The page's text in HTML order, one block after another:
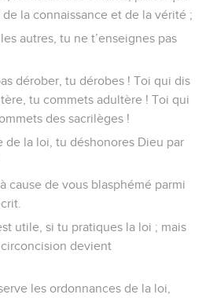
la connaissance et de la vérité ;
autres, tu ne t’enseignes pas
dérober, tu dérobes ! Toi qui dis
tu commets adultère ! Toi qui
des sacrilèges !
de la loi, tu déshonores Dieu par
cause de vous blasphémé parmi
utile, si tu pratiques la loi ; mais
devient
les ordonnances de la loi,